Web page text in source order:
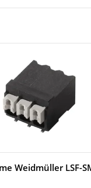
Weidmüller LSF-